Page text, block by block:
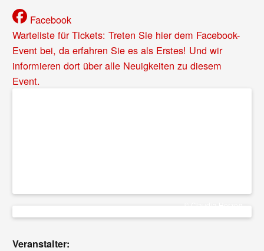
Facebook
Warteliste für Tickets: Treten Sie hier dem Facebook-
Event bei, da erfahren Sie es als Erstes! Und wir
informieren dort über alle Neuigkeiten zu diesem
Event.
Veranstalter: